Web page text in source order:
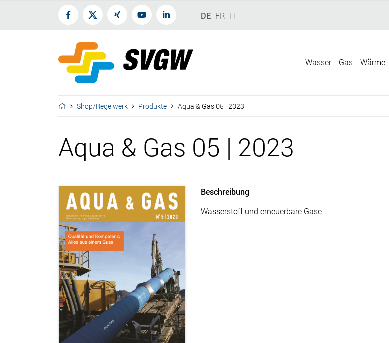
DE FR IT
Wasser Gas Wärme
Shop/Regelwerk Produkte Aqua & Gas 05 | 2023
Aqua & Gas 05 | 2023
Beschreibung
Wasserstoff und erneuerbare Gase